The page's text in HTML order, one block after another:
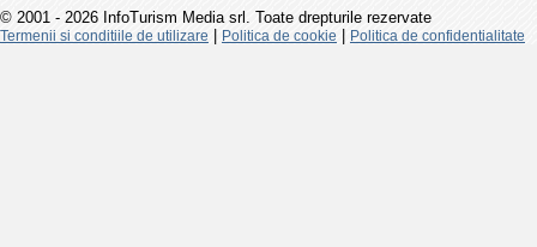
© 2001 - 2026 InfoTurism Media srl. Toate drepturile rezervate
Termenii si conditiile de utilizare Politica de cookie Politica de confidentialitate